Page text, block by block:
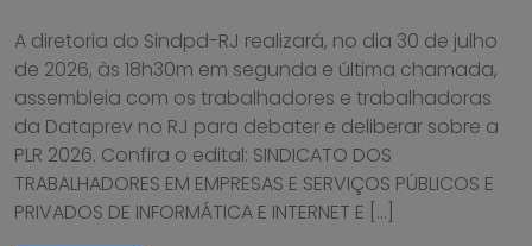
A diretoria do Sindpd-RJ realizará, no dia 30 de julho
de 2026, às 18h30m em segunda e última chamada,
assembleia com os trabalhadores e trabalhadoras
da Dataprev no RJ para debater e deliberar sobre a
PLR 2026. Confira o edital: SINDICATO DOS
TRABALHADORES EM EMPRESAS E SERVIÇOS PÚBLICOS E
PRIVADOS DE INFORMÁTICA E INTERNET E […]